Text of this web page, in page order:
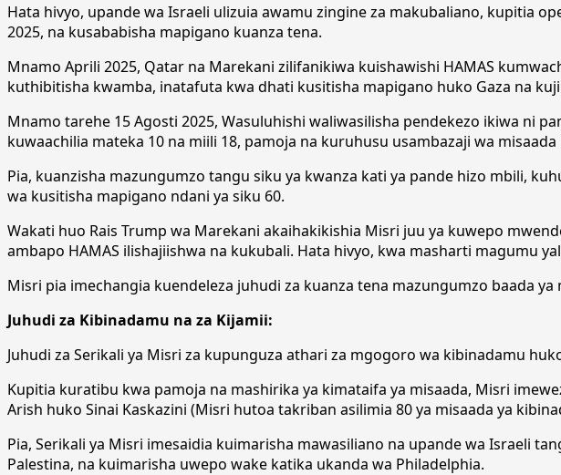
Hata hivyo, upande wa Israeli ulizuia awamu zingine za makubaliano, kupitia
2025, na kusababisha mapigano kuanza tena.
Mnamo Aprili 2025, Qatar na Marekani zilifanikiwa kuishawishi HAMAS
kuthibitisha kwamba, inatafuta kwa dhati kusitisha mapigano huko Gaza na
Mnamo tarehe 15 Agosti 2025, Wasuluhishi waliwasilisha pendekezo ikiwa ni
kuwaachilia mateka 10 na miili 18, pamoja na kuruhusu usambazaji wa
Pia, kuanzisha mazungumzo tangu siku ya kwanza kati ya pande hizo mbili,
wa kusitisha mapigano ndani ya siku 60.
Wakati huo Rais Trump wa Marekani akaihakikishia Misri juu ya kuwepo
ambapo HAMAS ilishajiishwa na kukubali. Hata hivyo, kwa masharti magumu
Misri pia imechangia kuendeleza juhudi za kuanza tena mazungumzo baada
Juhudi za Kibinadamu na za Kijamii:
Juhudi za Serikali ya Misri za kupunguza athari za mgogoro wa kibinadamu
Kupitia kuratibu kwa pamoja na mashirika ya kimataifa ya misaada, Misri
Arish huko Sinai Kaskazini (Misri hutoa takriban asilimia 80 ya misaada ya
Pia, Serikali ya Misri imesaidia kuimarisha mawasiliano na upande wa Israeli
Palestina, na kuimarisha uwepo wake katika ukanda wa Philadelphia.